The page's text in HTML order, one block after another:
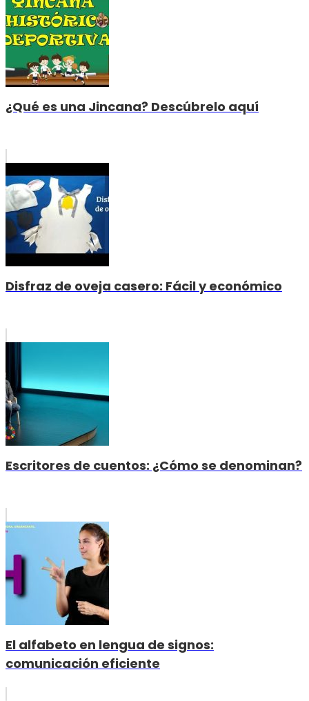
¿Qué es una Jincana? Descúbrelo aquí
Disfraz de oveja casero: Fácil y económico
Escritores de cuentos: ¿Cómo se denominan?
El alfabeto en lengua de signos:
comunicación eficiente